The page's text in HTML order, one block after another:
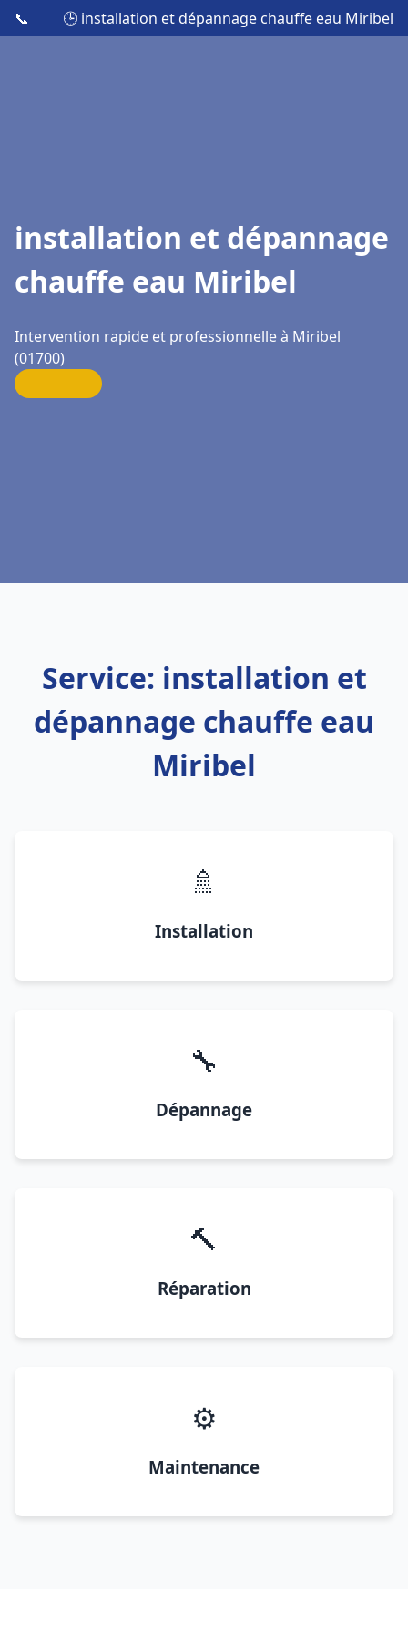
📞 🕒 installation et dépannage chauffe eau Miribel
installation et dépannage
chauffe eau Miribel
Intervention rapide et professionnelle à Miribel
(01700)
Service: installation et
dépannage chauffe eau
Miribel
🚿
Installation
🔧
Dépannage
🔨
Réparation
⚙️
Maintenance